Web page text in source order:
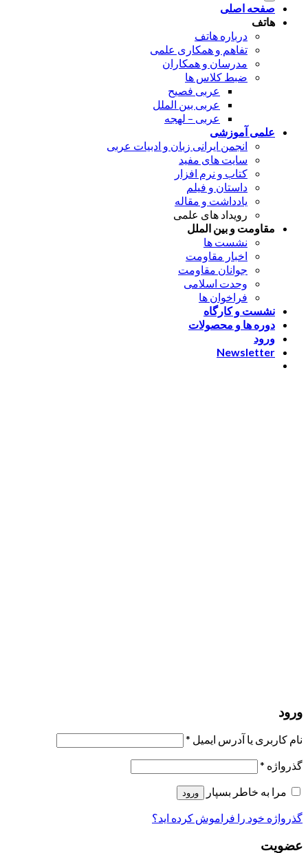
صفحه اصلی
هاتف
درباره هاتف
تفاهم و همکاری علمی
مدرسان و همکاران
ضبط کلاس ها
عربی فصیح
عربی بین الملل
عربی – لهجه
علمی آموزشی
انجمن ایرانی زبان و ادبیات عربی
سایت های مفید
کتاب و نرم افزار
داستان و فیلم
یادداشت و مقاله
رویداد های علمی
مقاومت و بین الملل
نشست ها
اخبار مقاومت
جوانان مقاومت
وحدت اسلامی
فراخوان ها
نشست و کارگاه
دوره ها و محصولات
ورود
Newsletter
ورود
نام کاربری یا آدرس ایمیل *
گذرواژه *
مرا به خاطر بسپار
ورود
گذرواژه خود را فراموش کرده اید؟
عضویت